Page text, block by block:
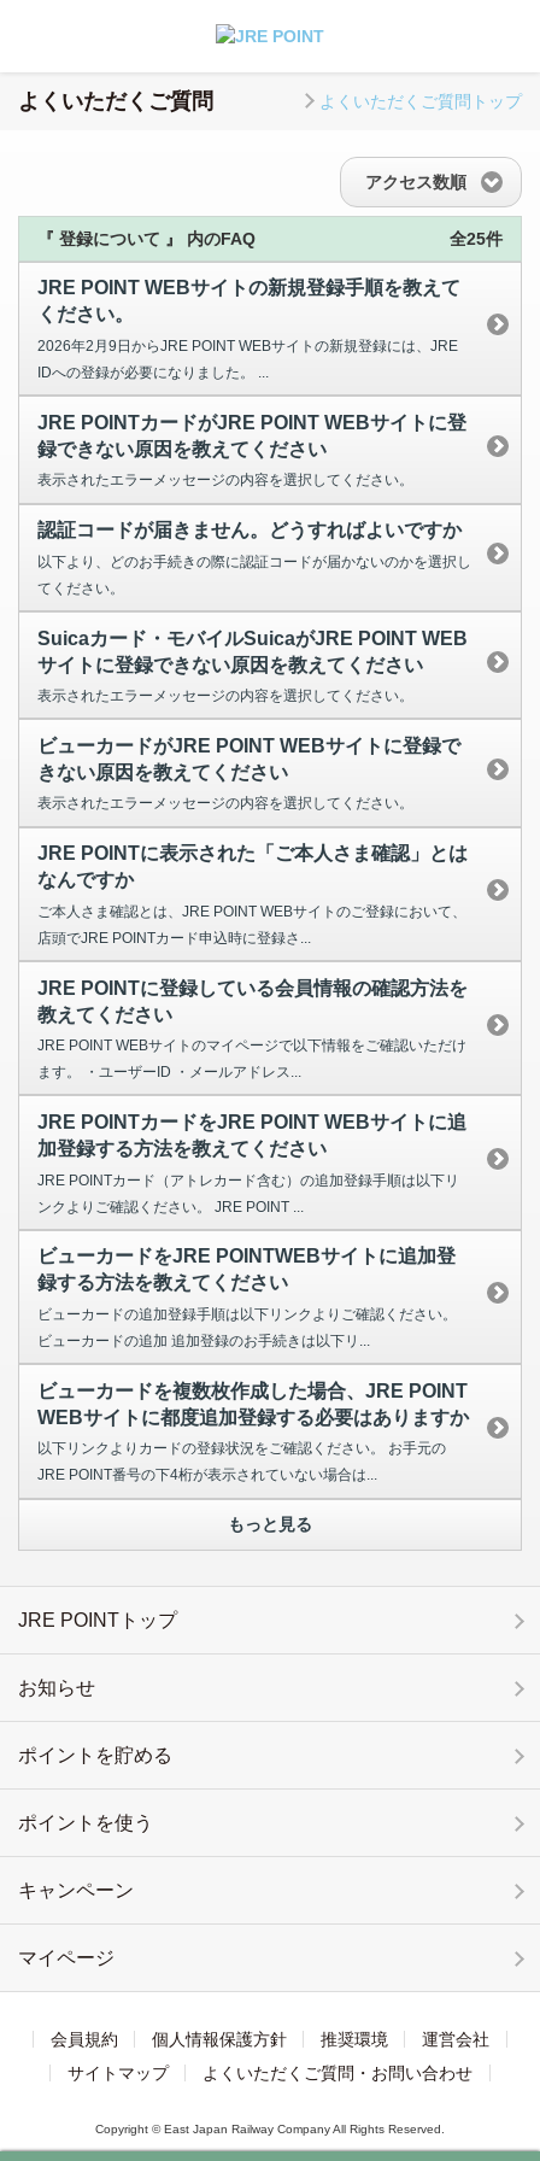
よくいただくご質問 よくいただくご質問トップ
アクセス数順
『 登録について 』 内のFAQ 全25件
JRE POINT WEBサイトの新規登録手順を教えて
ください。
2026年2月9日からJRE POINT WEBサイトの新規登録には、JRE
IDへの登録が必要になりました。 ...
JRE POINTカードがJRE POINT WEBサイトに登
録できない原因を教えてください
表示されたエラーメッセージの内容を選択してください。
認証コードが届きません。どうすればよいですか
以下より、どのお手続きの際に認証コードが届かないのかを選択し
てください。
Suicaカード・モバイルSuicaがJRE POINT WEB
サイトに登録できない原因を教えてください
表示されたエラーメッセージの内容を選択してください。
ビューカードがJRE POINT WEBサイトに登録で
きない原因を教えてください
表示されたエラーメッセージの内容を選択してください。
JRE POINTに表示された「ご本人さま確認」とは
なんですか
ご本人さま確認とは、JRE POINT WEBサイトのご登録において、
店頭でJRE POINTカード申込時に登録さ...
JRE POINTに登録している会員情報の確認方法を
教えてください
JRE POINT WEBサイトのマイページで以下情報をご確認いただけ
ます。 ・ユーザーID ・メールアドレス...
JRE POINTカードをJRE POINT WEBサイトに追
加登録する方法を教えてください
JRE POINTカード（アトレカード含む）の追加登録手順は以下リ
ンクよりご確認ください。 JRE POINT ...
ビューカードをJRE POINTWEBサイトに追加登
録する方法を教えてください
ビューカードの追加登録手順は以下リンクよりご確認ください。
ビューカードの追加 追加登録のお手続きは以下リ...
ビューカードを複数枚作成した場合、JRE POINT
WEBサイトに都度追加登録する必要はありますか
以下リンクよりカードの登録状況をご確認ください。 お手元の
JRE POINT番号の下4桁が表示されていない場合は...
もっと見る
JRE POINTトップ
お知らせ
ポイントを貯める
ポイントを使う
キャンペーン
マイページ
会員規約 個人情報保護方針 推奨環境
運営会社
サイトマップ
よくいただくご質問・お問い合わせ
Copyright © East Japan Railway Company All Rights Reserved.